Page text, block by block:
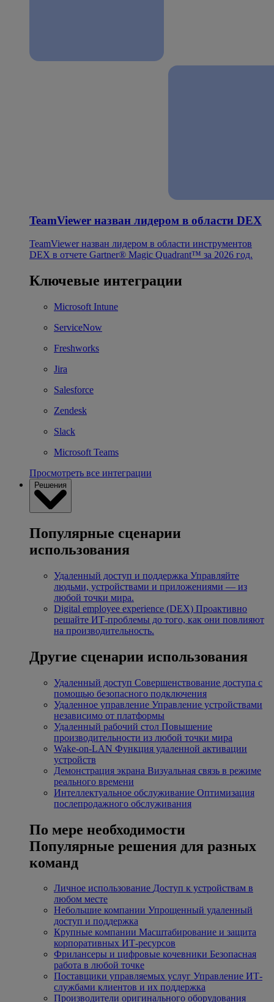
TeamViewer назван лидером в области DEX
TeamViewer назван лидером в области инструментов
DEX в отчете Gartner® Magic Quadrant™ за 2026 год.
Ключевые интеграции
Microsoft Intune
ServiceNow
Freshworks
Jira
Salesforce
Zendesk
Slack
Microsoft Teams
Просмотреть все интеграции
Решения
Популярные сценарии
использования
Удаленный доступ и поддержка Управляйте
людьми, устройствами и приложениями — из
любой точки мира.
Digital employee experience (DEX) Проактивно
решайте ИТ-проблемы до того, как они повлияют
на производительность.
Другие сценарии использования
Удаленный доступ Совершенствование доступа с
помощью безопасного подключения
Удаленное управление Управление устройствами
независимо от платформы
Удаленный рабочий стол Повышение
производительности из любой точки мира
Wake-on-LAN Функция удаленной активации
устройств
Демонстрация экрана Визуальная связь в режиме
реального времени
Интеллектуальное обслуживание Оптимизация
послепродажного обслуживания
По мере необходимости
Популярные решения для разных
команд
Личное использование Доступ к устройствам в
любом месте
Небольшие компании Упрощенный удаленный
доступ и поддержка
Крупные компании Масштабирование и защита
корпоративных ИТ-ресурсов
Фрилансеры и цифровые кочевники Безопасная
работа в любой точке
Поставщики управляемых услуг Управление ИТ-
службами клиентов и их поддержка
Производители оригинального оборудования